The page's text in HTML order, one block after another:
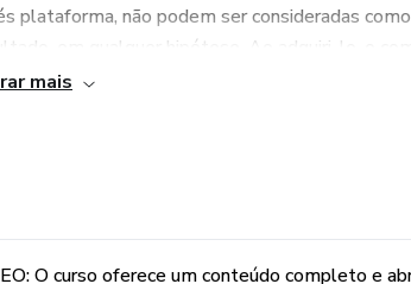
plataforma, não podem ser consideradas
em qualquer hipótese. Ao adquiri-lo, o
Os termos e políticas da Hotmart podem
mais
O curso oferece um conteúdo completo e